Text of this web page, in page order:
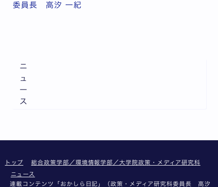
委員長 高汐 一紀
ニ
ュ
ー
ス
トップ
総合政策学部／環境情報学部／大学院政策・メディア研究科
ニュース
連載コンテンツ「おかしら日記」（政策・メディア研究科委員長 高汐